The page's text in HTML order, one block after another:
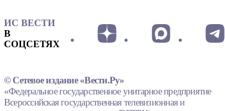
ИС ВЕСТИ
В
СОЦСЕТЯХ
© Сетевое издание «Вести.Ру»
«Федеральное государственное унитарное предприятие
Всероссийская государственная телевизионная и